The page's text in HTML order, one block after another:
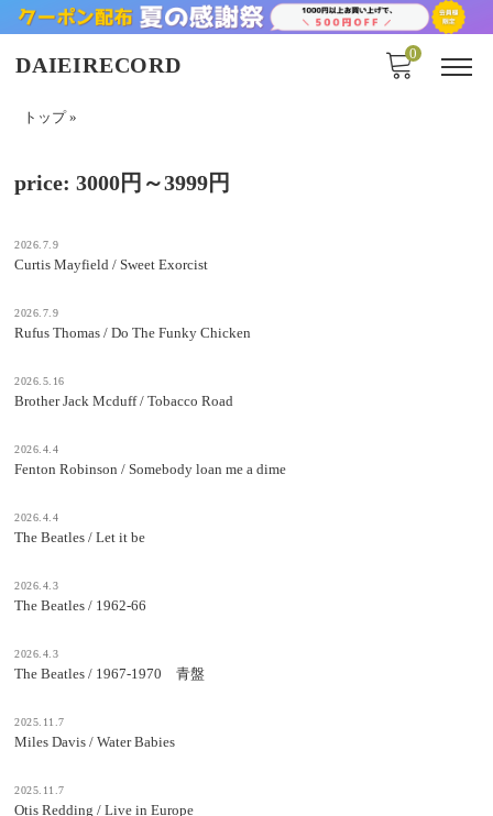
DAIEIRECORD 0
トップ»
price: 3000円～3999円
2026.7.9
Curtis Mayfield / Sweet Exorcist
2026.7.9
Rufus Thomas / Do The Funky Chicken
2026.5.16
Brother Jack Mcduff / Tobacco Road
2026.4.4
Fenton Robinson / Somebody loan me a dime
2026.4.4
The Beatles / Let it be
2026.4.3
The Beatles / 1962-66
2026.4.3
The Beatles / 1967-1970 青盤
2025.11.7
Miles Davis / Water Babies
2025.11.7
Otis Redding / Live in Europe